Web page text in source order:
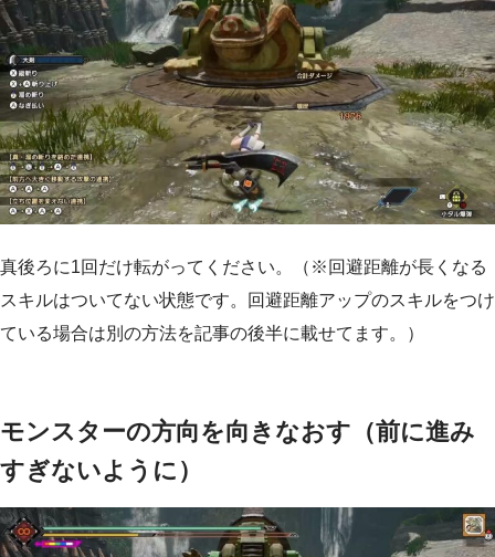
真後ろに1回だけ転がってください。（※回避距離が長くなる
スキルはついてない状態です。回避距離アップのスキルをつけ
ている場合は別の方法を記事の後半に載せてます。）
モンスターの方向を向きなおす（前に進み
すぎないように）